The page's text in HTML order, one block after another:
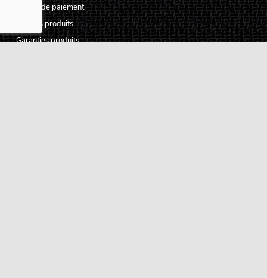
Modes de paiement
Retours produits
Garanties produits